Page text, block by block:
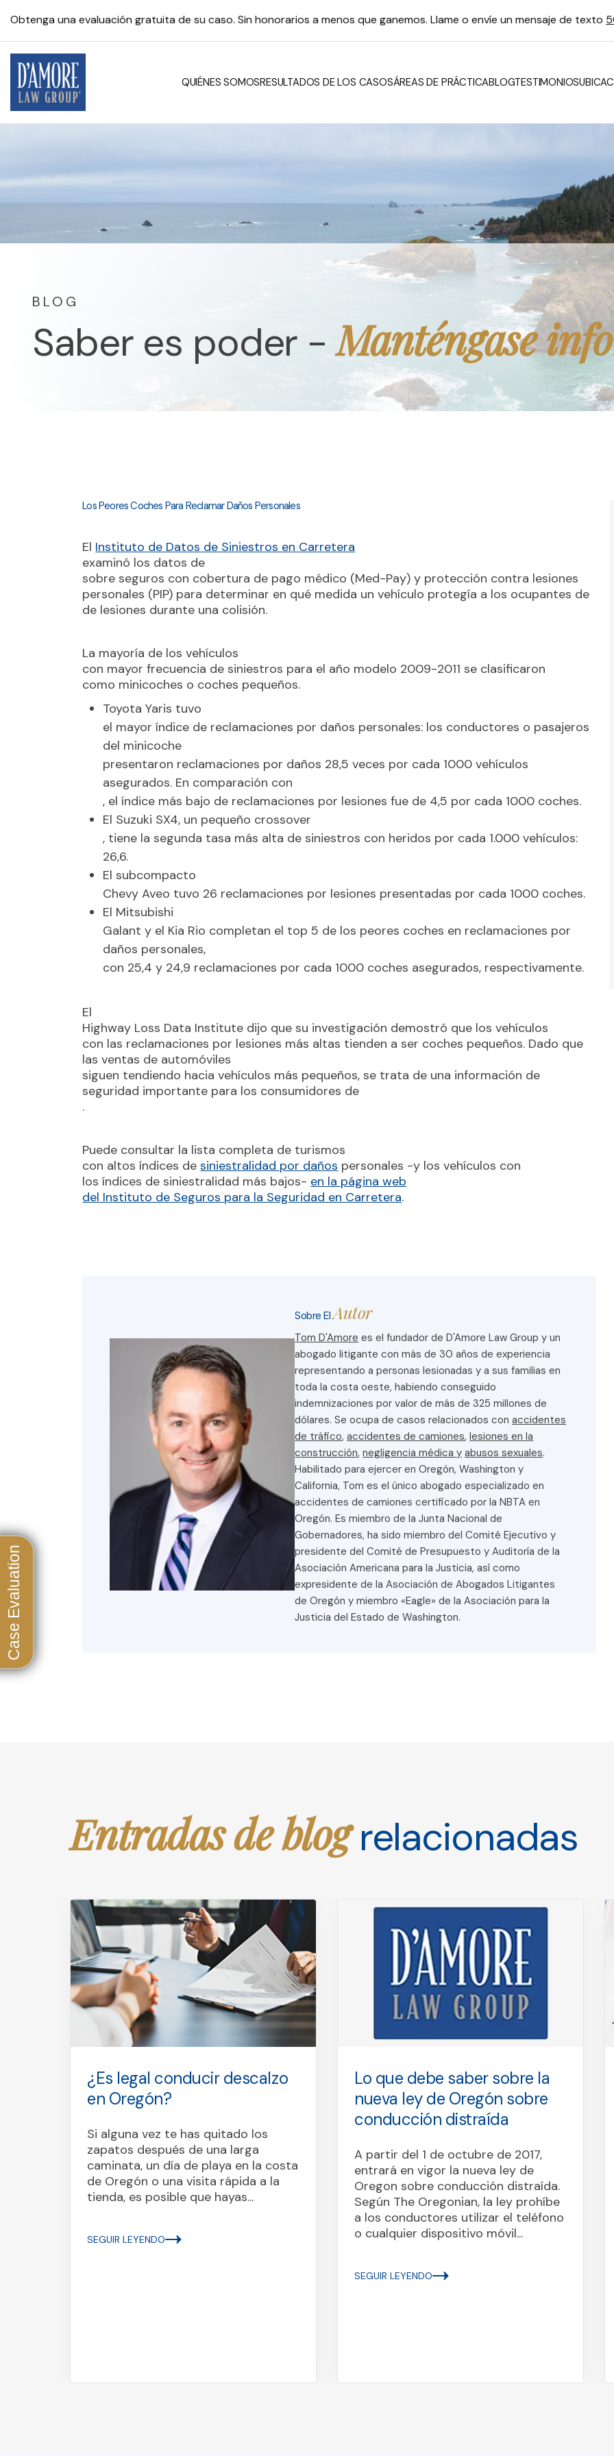
Obtenga una evaluación gratuita de su caso. Sin honorarios a menos que ganemos. Llame o envíe un mensaje de texto
QUIÉNES SOMOSRESULTADOS DE LOS CASOSÁREAS DE PRÁCTICABLOGTESTIMONIOS
Saber es poder -Manténgase
BLOG
Los Peores Coches Para Reclamar Daños Personales
El Instituto de Datos de Siniestros en Carretera
examinó los datos de
sobre seguros con cobertura de pago médico (Med-Pay) y protección contra lesiones
personales (PIP) para determinar en qué medida un vehículo protegía a los ocupantes de
de lesiones durante una colisión.
La mayoría de los vehículos
con mayor frecuencia de siniestros para el año modelo 2009-2011 se clasificaron
como minicoches o coches pequeños.
Toyota Yaris tuvo
el mayor índice de reclamaciones por daños personales: los conductores o pasajeros
del minicoche
presentaron reclamaciones por daños 28,5 veces por cada 1000 vehículos
asegurados. En comparación con
, el índice más bajo de reclamaciones por lesiones fue de 4,5 por cada 1000 coches.
El Suzuki SX4, un pequeño crossover
, tiene la segunda tasa más alta de siniestros con heridos por cada 1.000 vehículos:
26,6.
El subcompacto
Chevy Aveo tuvo 26 reclamaciones por lesiones presentadas por cada 1000 coches.
El Mitsubishi
Galant y el Kia Rio completan el top 5 de los peores coches en reclamaciones por
daños personales,
con 25,4 y 24,9 reclamaciones por cada 1000 coches asegurados, respectivamente.
El
Highway Loss Data Institute dijo que su investigación demostró que los vehículos
con las reclamaciones por lesiones más altas tienden a ser coches pequeños. Dado que
las ventas de automóviles
siguen tendiendo hacia vehículos más pequeños, se trata de una información de
seguridad importante para los consumidores de
.
Puede consultar la lista completa de turismos
con altos índices desiniestralidad por daños personales -y los vehículos con
los índices de siniestralidad más bajos- en la página web
del Instituto de Seguros para la Seguridad en Carretera.
Sobre ElAutor
Tom D'Amore es el fundador de D'Amore Law Group y un
abogado litigante con más de 30 años de experiencia
representando a personas lesionadas y a sus familias en
toda la costa oeste, habiendo conseguido
indemnizaciones por valor de más de 325 millones de
dólares. Se ocupa de casos relacionados conaccidentes
de tráfico,accidentes de camiones,lesiones en la
construcción,negligencia médica y abusos sexuales.
Habilitado para ejercer en Oregón, Washington y
California, Tom es el único abogado especializado en
accidentes de camiones certificado por la NBTA en
Oregón. Es miembro de la Junta Nacional de
Gobernadores, ha sido miembro del Comité Ejecutivo y
presidente del Comité de Presupuesto y Auditoría de la
Asociación Americana para la Justicia, así como
expresidente de la Asociación de Abogados Litigantes
de Oregón y miembro «Eagle» de la Asociación para la
Justicia del Estado de Washington.
Entradas de blogrelacionadas
¿Es legal conducir descalzo
en Oregón?
Si alguna vez te has quitado los
zapatos después de una larga
caminata, un día de playa en la costa
de Oregón o una visita rápida a la
tienda, es posible que hayas...
SEGUIR LEYENDO
Lo que debe saber sobre la
nueva ley de Oregón sobre
conducción distraída
A partir del 1 de octubre de 2017,
entrará en vigor la nueva ley de
Oregon sobre conducción distraída.
Según The Oregonian, la ley prohíbe
a los conductores utilizar el teléfono
o cualquier dispositivo móvil...
SEGUIR LEYENDO